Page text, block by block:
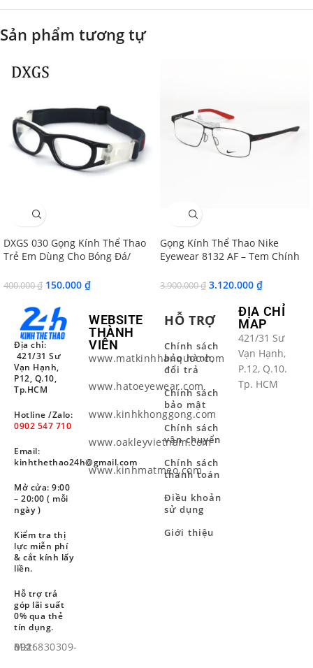
Sản phẩm tương tự
DXGS 030 Gọng Kính Thể Thao
Trẻ Em Dùng Cho Bóng Đá/
400.000₫ 150.000 ₫
Gọng Kính Thể Thao Nike
Eyewear 8132 AF – Tem Chính
3.900.000₫ 3.120.000 ₫
Địa chỉ:
421/31 Sư
Vạn Hạnh,
P12, Q.10,
Tp.HCM
Hotline /Zalo:
0902 547 710
Email:
kinhthethao24h@gmail.com
Mở cửa: 9:00
– 20:00 ( mỗi
ngày )
Kiểm tra thị
lực miễn phí
& cắt kính lấy
liền.
Hỗ trợ trả
góp lãi suất
0% qua thẻ
tín dụng.
Mst: 8926830309-001
WEBSITE
THÀNH
VIÊN
www.matkinhhanquoc.com
www.hatoeyewear.com
www.kinhkhonggong.com
www.oakleyvietnam.com
www.kinhmatmeo.com
HỖ TRỢ
Chính sách
bảo hành,
đổi trả
Chính sách
bảo mật
Chính sách
vận chuyển
Chính sách
thanh toán
Điều khoản
sử dụng
Giới thiệu
ĐỊA CHỈ
MAP
421/31 Sư
Vạn Hạnh,
P.12, Q.10.
Tp. HCM